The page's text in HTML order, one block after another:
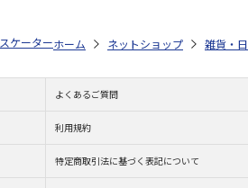
スケーター 抗菌ふわっとタイトランチボック
ホーム ネットショップ 雑貨・
よくあるご質問
利用規約
特定商取引法に基づく表記について